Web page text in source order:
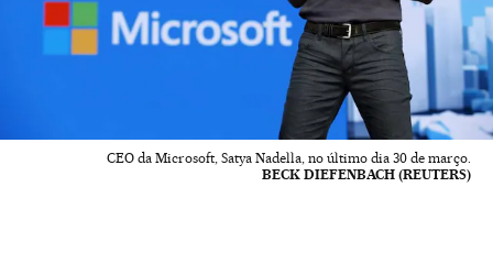
CEO da Microsoft, Satya Nadella, no último dia 30 de março.
BECK DIEFENBACH (REUTERS)